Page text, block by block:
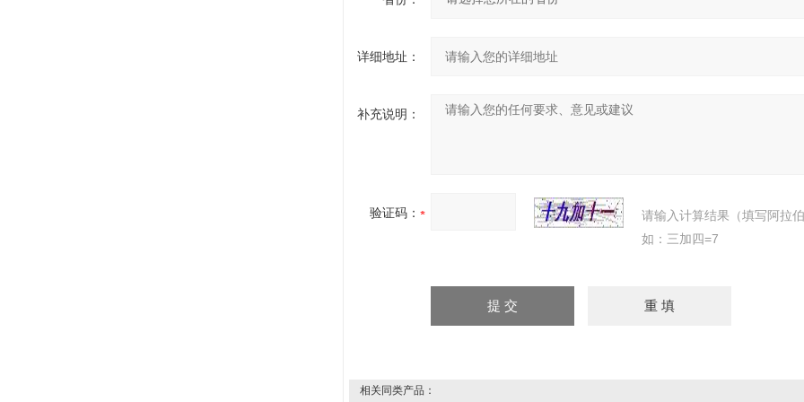
详细地址：
补充说明：
验证码：
请输入计算结果（填写阿拉伯
如：三加四=7
相关同类产品：